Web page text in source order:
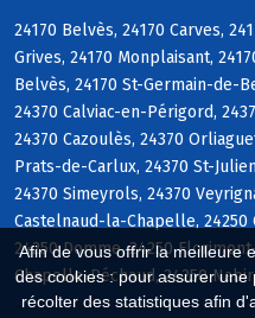
Afin de vous offrir la meilleure
des cookies : pour assurer
récolter des statistiques afin
24170 Belvès, 24170 Carves,
Grives, 24170 Monplaisant,
Belvès, 24170 St-Germain-de-
24370 Calviac-en-Périgord,
24370 Cazoulès, 24370
Prats-de-Carlux, 24370 St-
24370 Simeyrols, 24370
Castelnaud-la-Chapelle, 24250
24250 Domme, 24250
Chapelle-Péchaud, 24250